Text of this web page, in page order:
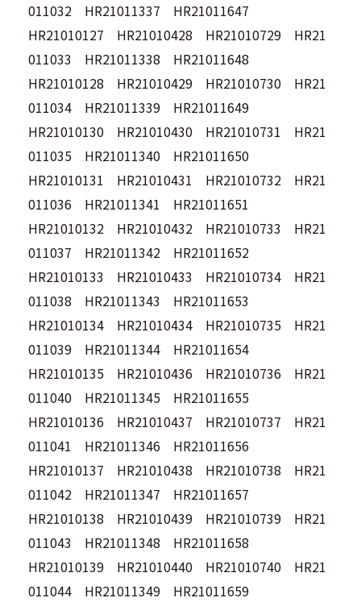
011032 HR21011337 HR21011647
HR21010127 HR21010428 HR21010729 HR21
011033 HR21011338 HR21011648
HR21010128 HR21010429 HR21010730 HR21
011034 HR21011339 HR21011649
HR21010130 HR21010430 HR21010731 HR21
011035 HR21011340 HR21011650
HR21010131 HR21010431 HR21010732 HR21
011036 HR21011341 HR21011651
HR21010132 HR21010432 HR21010733 HR21
011037 HR21011342 HR21011652
HR21010133 HR21010433 HR21010734 HR21
011038 HR21011343 HR21011653
HR21010134 HR21010434 HR21010735 HR21
011039 HR21011344 HR21011654
HR21010135 HR21010436 HR21010736 HR21
011040 HR21011345 HR21011655
HR21010136 HR21010437 HR21010737 HR21
011041 HR21011346 HR21011656
HR21010137 HR21010438 HR21010738 HR21
011042 HR21011347 HR21011657
HR21010138 HR21010439 HR21010739 HR21
011043 HR21011348 HR21011658
HR21010139 HR21010440 HR21010740 HR21
011044 HR21011349 HR21011659